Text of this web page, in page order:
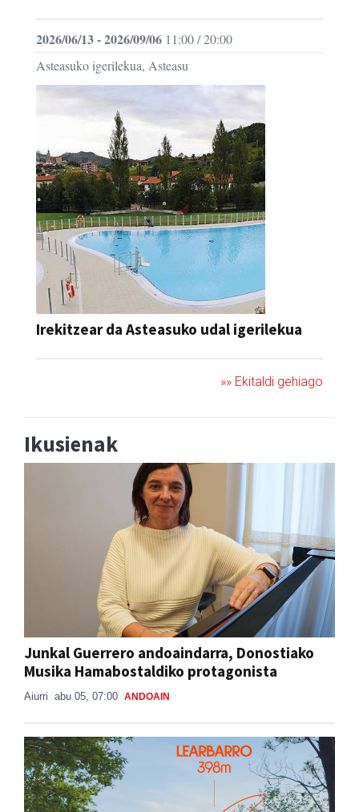
2026/06/13 - 2026/09/06 11:00 / 20:00
Asteasuko igerilekua, Asteasu
Irekitzear da Asteasuko udal igerilekua
»» Ekitaldi gehiago
Ikusienak
Junkal Guerrero andoaindarra, Donostiako
Musika Hamabostaldiko protagonista
Aiurri abu 05, 07:00 ANDOAIN